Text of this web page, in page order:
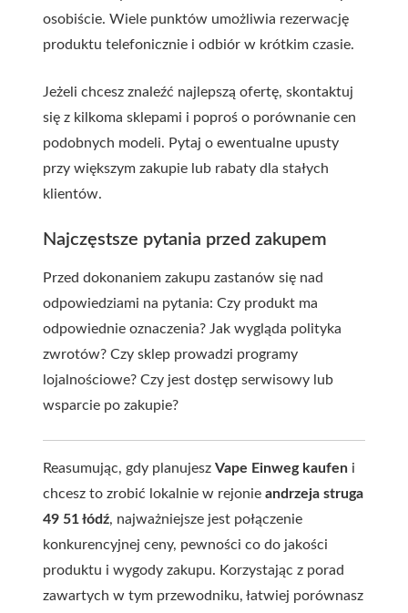
osobiście. Wiele punktów umożliwia rezerwację
produktu telefonicznie i odbiór w krótkim czasie.
Jeżeli chcesz znaleźć najlepszą ofertę, skontaktuj
się z kilkoma sklepami i poproś o porównanie cen
podobnych modeli. Pytaj o ewentualne upusty
przy większym zakupie lub rabaty dla stałych
klientów.
Najczęstsze pytania przed zakupem
Przed dokonaniem zakupu zastanów się nad
odpowiedziami na pytania: Czy produkt ma
odpowiednie oznaczenia? Jak wygląda polityka
zwrotów? Czy sklep prowadzi programy
lojalnościowe? Czy jest dostęp serwisowy lub
wsparcie po zakupie?
Reasumując, gdy planujesz Vape Einweg kaufen i
chcesz to zrobić lokalnie w rejonie andrzeja struga
49 51 łódź, najważniejsze jest połączenie
konkurencyjnej ceny, pewności co do jakości
produktu i wygody zakupu. Korzystając z porad
zawartych w tym przewodniku, łatwiej porównasz